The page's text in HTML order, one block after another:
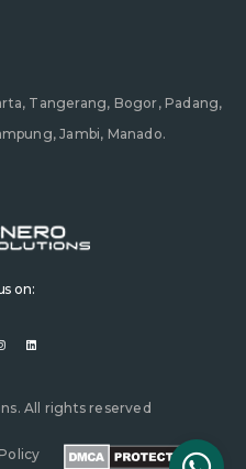
Tangerang, Bogor, Padang,
Jambi, Manado.
on:
i
n
All rights reserved